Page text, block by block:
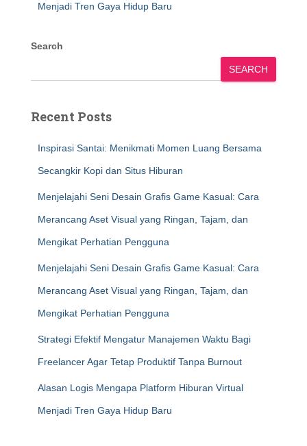
Menjadi Tren Gaya Hidup Baru
Search
SEARCH
Recent Posts
Inspirasi Santai: Menikmati Momen Luang Bersama
Secangkir Kopi dan Situs Hiburan
Menjelajahi Seni Desain Grafis Game Kasual: Cara
Merancang Aset Visual yang Ringan, Tajam, dan
Mengikat Perhatian Pengguna
Menjelajahi Seni Desain Grafis Game Kasual: Cara
Merancang Aset Visual yang Ringan, Tajam, dan
Mengikat Perhatian Pengguna
Strategi Efektif Mengatur Manajemen Waktu Bagi
Freelancer Agar Tetap Produktif Tanpa Burnout
Alasan Logis Mengapa Platform Hiburan Virtual
Menjadi Tren Gaya Hidup Baru